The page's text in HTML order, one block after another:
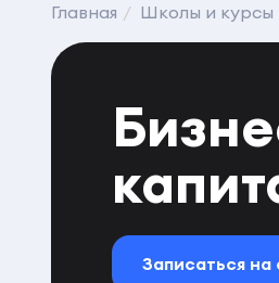
Главная Школы и курсы
Записаться на